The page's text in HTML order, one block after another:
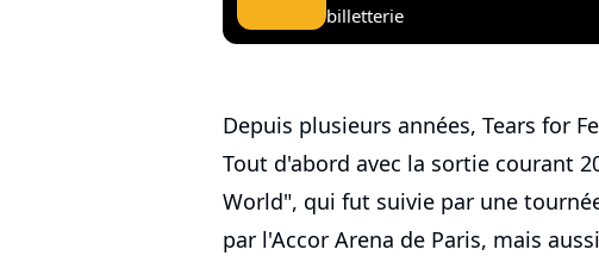
billetterie
Depuis plusieurs années, Tears for
Tout d'abord avec la sortie courant
World", qui fut suivie par une
par l'Accor Arena de Paris, mais